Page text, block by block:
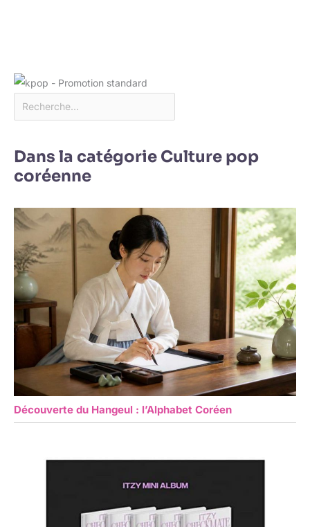
Dans la catégorie Culture pop
coréenne
Découverte du Hangeul : l’Alphabet Coréen